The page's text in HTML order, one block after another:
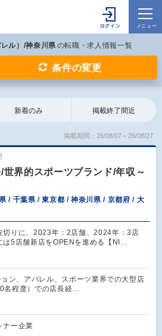
ル）/神奈川県 の転職・求人情報一覧
条件の変更
新着のみ 掲載終了間近
掲載期間：26/08/07～26/08/27
世界的スポーツブランド/年収～
/ 千葉県 / 東京都 / 神奈川県 / 京都府 / 大
切りに、2023年：2店舗、2024年：3店
は5店舗新店をOPENを進める【NI…
ョン、アパレル、スポーツ業界での大型店
名程度）での店長経…
ー企業